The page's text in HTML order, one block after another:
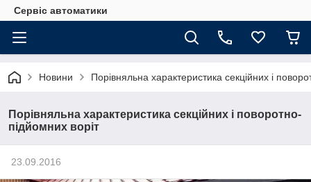
Сервіс автоматики
Новини Порівняльна характеристика секційних і
Порівняльна характеристика секційних і поворотно-
підйомних воріт
23.09.2016